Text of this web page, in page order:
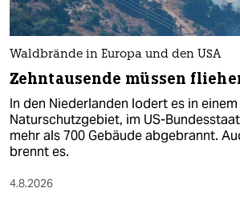
Waldbrände in Europa und den USA
Zehntausende müssen
In den Niederlanden lodert es in einem
Naturschutzgebiet, im US-
mehr als 700 Gebäude abgebrannt.
brennt es.
4.8.2026